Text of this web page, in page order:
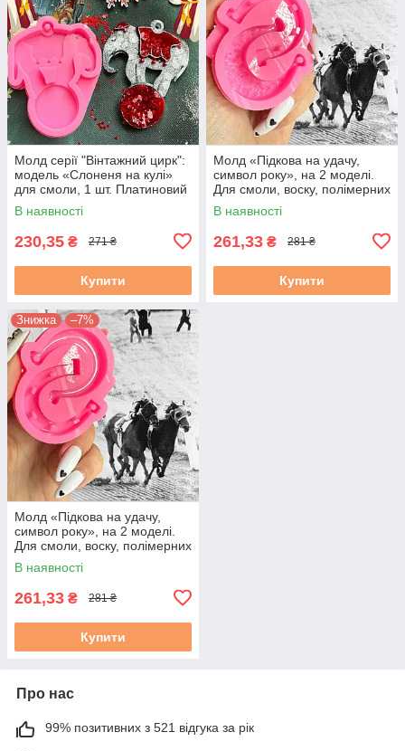
Молд серії "Вінтажний цирк":
модель «Слоненя на кулі»
для смоли, 1 шт. Платиновий
силікон, SolarArt studio
В наявності
230,35 ₴ 271 ₴
Купити
Молд «Підкова на удачу,
символ року», на 2 моделі.
Для смоли, воску, полімерних
мас, гіпсу. М. 1
В наявності
261,33 ₴ 281 ₴
Купити
Знижка –7%
Молд «Підкова на удачу,
символ року», на 2 моделі.
Для смоли, воску, полімерних
мас, гіпсу. М. 2
В наявності
261,33 ₴ 281 ₴
Купити
Про нас
99% позитивних з 521 відгука за рік